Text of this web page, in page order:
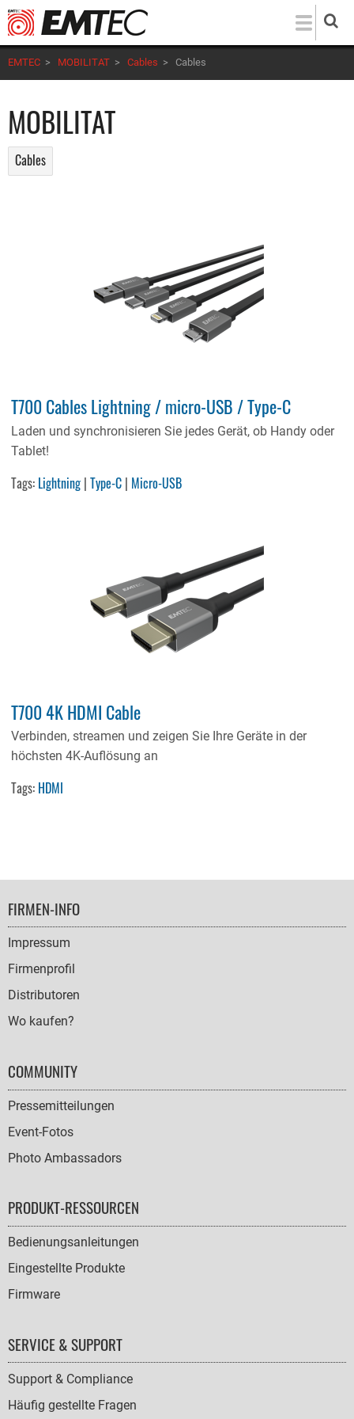
Direkt
zum
Inhalt
EMTEC > MOBILITAT > Cables > Cables
MOBILITAT
Cables
T700 Cables Lightning / micro-USB / Type-C
Laden und synchronisieren Sie jedes Gerät, ob Handy oder
Tablet!
Tags: Lightning |Type-C | Micro-USB
T700 4K HDMI Cable
Verbinden, streamen und zeigen Sie Ihre Geräte in der
höchsten 4K-Auflösung an
Tags: HDMI
FOOTER
NAVIGATION
FIRMEN-INFO
Impressum
Firmenprofil
Distributoren
Wo kaufen?
COMMUNITY
Pressemitteilungen
Event-Fotos
Photo Ambassadors
PRODUKT-RESSOURCEN
Bedienungsanleitungen
Eingestellte Produkte
Firmware
SERVICE & SUPPORT
Support & Compliance
Häufig gestellte Fragen